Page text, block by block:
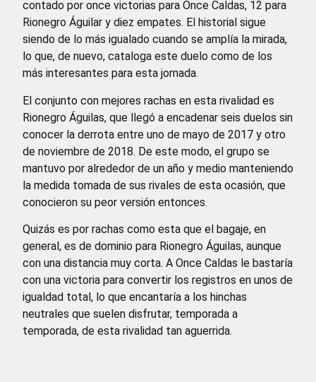
contado por once victorias para Once Caldas, 12 para
Rionegro Águilar y diez empates. El historial sigue
siendo de lo más igualado cuando se amplía la mirada,
lo que, de nuevo, cataloga este duelo como de los
más interesantes para esta jornada.
El conjunto con mejores rachas en esta rivalidad es
Rionegro Águilas, que llegó a encadenar seis duelos sin
conocer la derrota entre uno de mayo de 2017 y otro
de noviembre de 2018. De este modo, el grupo se
mantuvo por alrededor de un año y medio manteniendo
la medida tomada de sus rivales de esta ocasión, que
conocieron su peor versión entonces.
Quizás es por rachas como esta que el bagaje, en
general, es de dominio para Rionegro Águilas, aunque
con una distancia muy corta. A Once Caldas le bastaría
con una victoria para convertir los registros en unos de
igualdad total, lo que encantaría a los hinchas
neutrales que suelen disfrutar, temporada a
temporada, de esta rivalidad tan aguerrida.